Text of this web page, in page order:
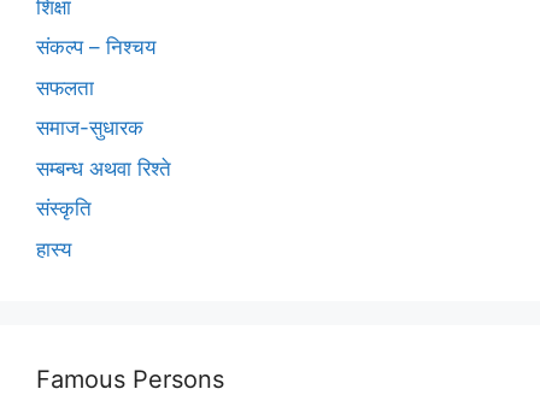
शिक्षा
संकल्प – निश्चय
सफलता
समाज-सुधारक
सम्बन्ध अथवा रिश्ते
संस्कृति
हास्य
Famous Persons